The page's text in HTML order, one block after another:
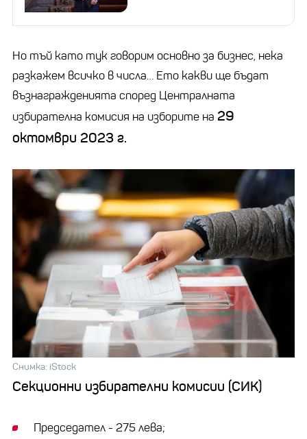
Но тъй като тук говорим основно за бизнес, нека
разкажем всичко в числа… Ето какви ще бъдат
възнагражденията според Централната
избирателна комисия на изборите на 29
октомври 2023 г.
Снимка: iStock
Секционни избирателни комисии (СИК)
Председател - 275 лева;